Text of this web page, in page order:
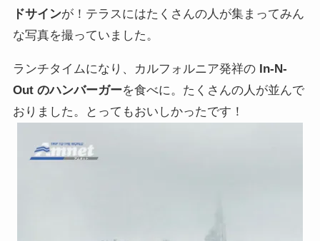
ドサインが！テラスにはたくさんの人が集まってみん
な写真を撮っていました。
ランチタイムになり、カルフォルニア発祥の In-N-
Out のハンバーガーを食べに。たくさんの人が並んで
おりました。とってもおいしかったです！